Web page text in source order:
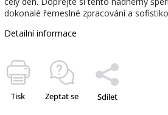
dokonalé řemeslné zpracování a
Detailní informace
Tisk Zeptat se Sdílet